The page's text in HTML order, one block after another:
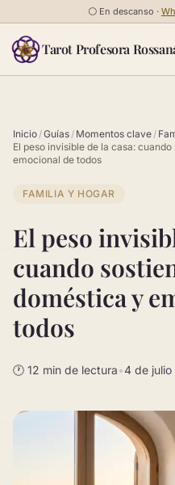
Saltar al contenido
⚪ En descanso ·
Tarot Profesora
Inicio /Guías / Momentos clave /
El peso invisible de la casa:
emocional de todos
FAMILIA Y HOGAR
El peso
cuando
doméstica y
todos
🕐 12 min de lectura•4 de